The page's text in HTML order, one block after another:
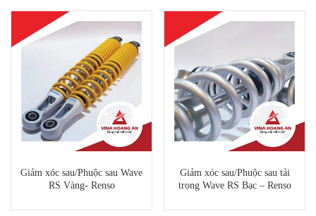
Giảm xóc sau/Phuộc sau Wave
RS Vàng- Renso
Giảm xóc sau/Phuộc sau tải
trọng Wave RS Bạc – Renso